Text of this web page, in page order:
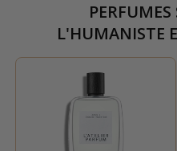
L'HUMANISTE